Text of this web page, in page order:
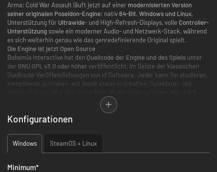
Arma: Cold War Assault läuft jetzt auf einer modernisierten Version
seiner originalen Poseidon-Engine: nativ64-Bit, Windows und Linux,
Unterstützung für Ultrawide- und High-Refresh-Displays, volle Controller-
Unterstützungsowie ein moderner Audio- und Netzwerk-Stack, während
es sich weiterhin genau wie das genredefinierende Original spielt.
Die Engine ist jetzt Open Source
Bohemia Interactive hat den Quellcode der Engine und des Spiels unter
der GNU GPL v3.0 oder höherveröffentlicht, im Geiste der klassischen
Quellcode-Veröffentlichungen von id Software. Jeder kann ihn studieren,
kompilieren, portieren und damit etwas erschaffen. Spieldaten und
ist auf Steam verfügbar, falls Sie die Engine
ausprobieren möchten, bevor Sie die vollständigen Daten und Kampagnen
Der vollständige Engine-Quellcode ist auf GitHub verfügbar — suche nach
BohemiaInteractive/cwr
Neuerungen der Remastered-Engine
Konfigurationen
Windows SteamOS + Linux
Minimum*